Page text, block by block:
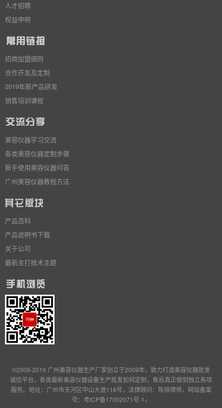
人才招聘
权益申明
招商加盟细则
合作开发及定制
2019年新产品研发
销售培训课程
美容仪器学习交流
各类美容仪器定制步骤
新手使用美容仪器问答
广州美容仪器教程方法
产品百科
产品说明书下载
关于公司
最新主打技术主题
©2009-2019 广州美容仪器生产厂家创立于2009年，致力打造美容仪器批发
诚信平台，各类最新美容仪器设备生产批发如何定制，售后真正做到独立各项
服务。地址：广州市天河区中山大道118号，法律顾问：陈铭律师，网站备案
号： 粤ICP备17002071号-1。